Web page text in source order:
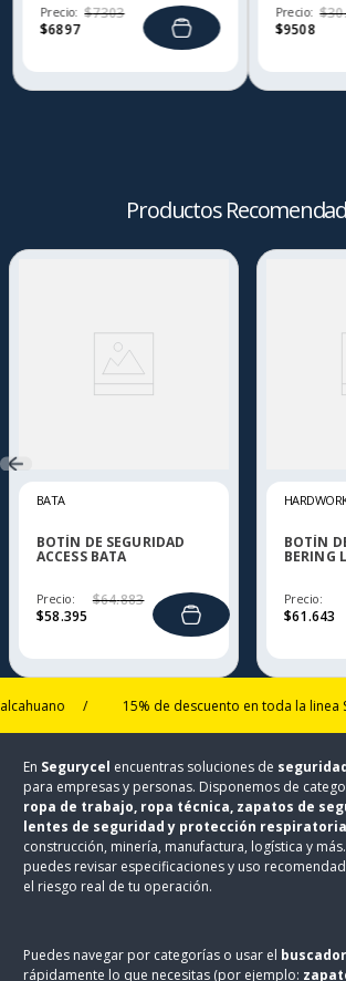
Precio:
$6897
$7303 Precio:
$9508
$30
Productos
BATA
BOTÍN DE SEGURIDAD
ACCESS BATA
Precio:
$58.395
$64.883
BOTÍN
BERING
Precio:
$61.643
/ 15% de descuento en toda la linea
En Segurycel encuentras soluciones de
para empresas y personas. Disponemos de
ropa de trabajo, ropa técnica, zapatos de
lentes de seguridad y protección respiratoria
construcción, minería, manufactura, logística y
puedes revisar especificaciones y uso
el riesgo real de tu operación.
Puedes navegar por categorías o usar el buscador
rápidamente lo que necesitas (por ejemplo: